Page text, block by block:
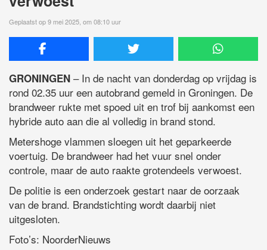
Geplaatst op 9 mei 2025, om 08:10 uur
GRONINGEN – In de nacht van donderdag op vrijdag is
rond 02.35 uur een autobrand gemeld in Groningen. De
brandweer rukte met spoed uit en trof bij aankomst een
hybride auto aan die al volledig in brand stond.
Metershoge vlammen sloegen uit het geparkeerde
voertuig. De brandweer had het vuur snel onder
controle, maar de auto raakte grotendeels verwoest.
De politie is een onderzoek gestart naar de oorzaak
van de brand. Brandstichting wordt daarbij niet
uitgesloten.
Foto’s: NoorderNieuws